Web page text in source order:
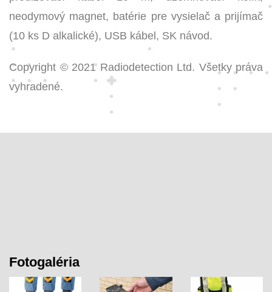
neodymový magnet, batérie pre vysielač a prijímač
(10 ks D alkalické), USB kábel, SK návod.
Copyright © 2021 Radiodetection Ltd. Všetky práva
vyhradené.
Fotogaléria